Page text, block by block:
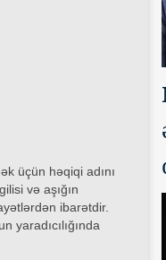
üçün həqiqi adını
və aşığın
ibarətdir.
yaradıcılığında